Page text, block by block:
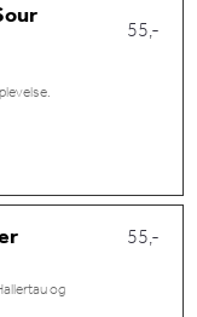
55,-
55,-
og